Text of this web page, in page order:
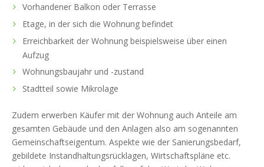
Vorhandener Balkon oder Terrasse
Etage, in der sich die Wohnung befindet
Erreichbarkeit der Wohnung beispielsweise über einen
Aufzug
Wohnungsbaujahr und -zustand
Stadtteil sowie Mikrolage
Zudem erwerben Käufer mit der Wohnung auch Anteile am
gesamten Gebäude und den Anlagen also am sogenannten
Gemeinschaftseigentum. Aspekte wie der Sanierungsbedarf,
gebildete Instandhaltungsrücklagen, Wirtschaftspläne etc.